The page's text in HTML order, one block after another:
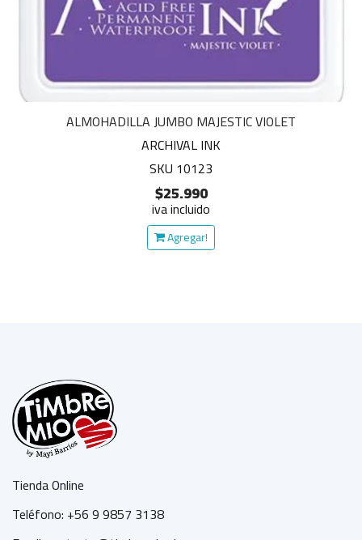
ALMOHADILLA JUMBO MAJESTIC VIOLET
ARCHIVAL INK
SKU 10123
$25.990
iva incluido
Agregar!
Tienda Online
Teléfono: +56 9 9857 3138